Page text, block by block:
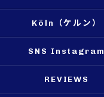
Köln（ケルン）
SNS Instagram
REVIEWS